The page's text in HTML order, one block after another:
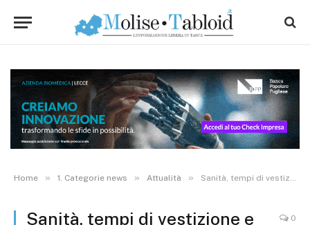
Home » 1. Categorie news » Attualità » Sanità, tempi di vestizione e svestizione non calcolati nell’orario di lavoro. Ugl Molise presenta esposto in Procura e Corte dei Conti
Sanità, tempi di vestizione e
0